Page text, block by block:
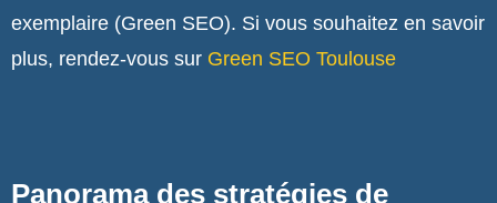
exemplaire (Green SEO). Si vous souhaitez en savoir
plus, rendez-vous sur Green SEO Toulouse
Panorama des stratégies de